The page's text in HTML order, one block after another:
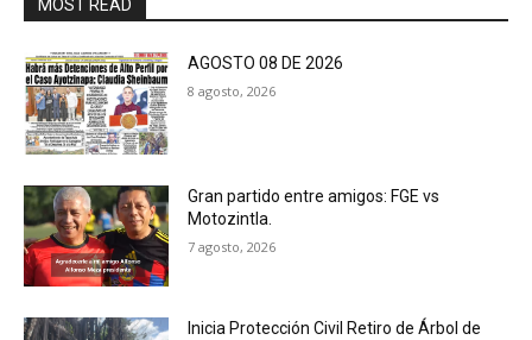
MOST READ
AGOSTO 08 DE 2026
8 agosto, 2026
Gran partido entre amigos: FGE vs
Motozintla.
7 agosto, 2026
Inicia Protección Civil Retiro de Árbol de